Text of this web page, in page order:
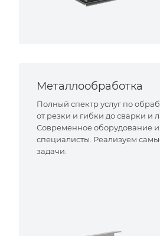
Металлообработка
Полный спектр услуг по
от резки и гибки до сварки и
Современное оборудование
специалисты. Реализуем
задачи.